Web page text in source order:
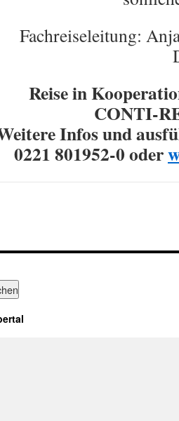
Fachreiseleitung:
Reise in
CONTI-
Infos und
0221 801952-0 oder